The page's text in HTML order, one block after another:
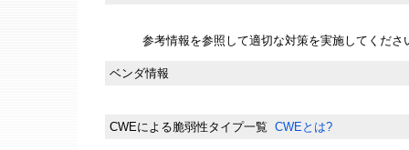
参考情報を参照して適切な対策を実施してくださ
ベンダ情報
CWEによる脆弱性タイプ一覧 CWEとは?